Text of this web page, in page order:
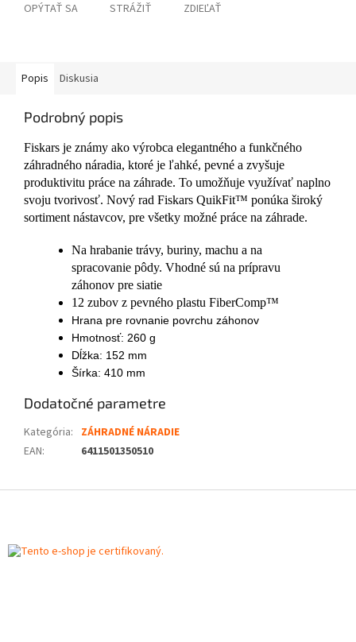
OPÝTAŤ SA STRÁŽIŤ ZDIEĽAŤ
Popis Diskusia
Podrobný popis
Fiskars je známy ako výrobca elegantného a funkčného
záhradného náradia, ktoré je ľahké, pevné a zvyšuje
produktivitu práce na záhrade. To umožňuje využívať naplno
svoju tvorivosť. Nový rad Fiskars QuikFit™ ponúka široký
sortiment nástavcov, pre všetky možné práce na záhrade.
Na hrabanie trávy, buriny, machu a na
spracovanie pôdy. Vhodné sú na prípravu
záhonov pre siatie
12 zubov z pevného plastu FiberComp™
Hrana pre rovnanie povrchu záhonov
Hmotnosť: 260 g
Dĺžka: 152 mm
Šírka: 410 mm
Dodatočné parametre
Kategória: ZÁHRADNÉ NÁRADIE
EAN: 6411501350510